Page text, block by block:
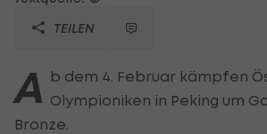
TEILEN
A b dem 4. Februar kämpfen
Olympioniken in Peking um
Bronze.